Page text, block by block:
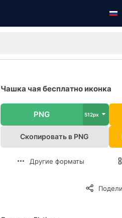
Чашка чая бесплатно иконка
PNG 512px
Скопировать в PNG
Другие форматы